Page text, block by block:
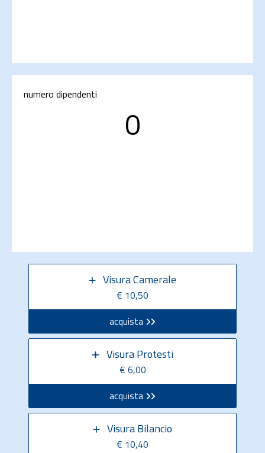
numero dipendenti
0
Visura Camerale
€ 10,50
acquista
Visura Protesti
€ 6,00
acquista
Visura Bilancio
€ 10,40